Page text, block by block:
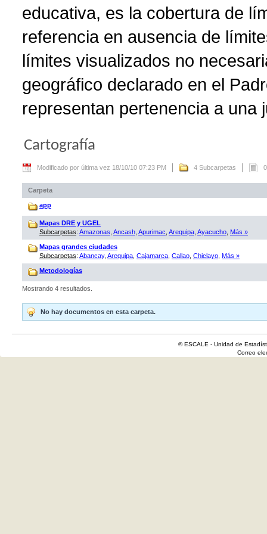
educativa, es la cobertura de
referencia en ausencia de
límites visualizados no
geográfico declarado en el
representan pertenencia a una
Cartografía
Modificado por última vez 18/10/10 07:23 PM 4 Subcarpetas
Carpeta
app
Mapas DRE y UGEL
Subcarpetas: Amazonas Ancash Apurimac Arequipa Ayacucho Más »
Mapas grandes ciudades
Subcarpetas: Abancay, Arequipa Cajamarca Callao Chiclayo Más »
Metodologías
Mostrando 4 resultados.
No hay documentos en esta carpeta.
© ESCALE - Unidad de
Correo